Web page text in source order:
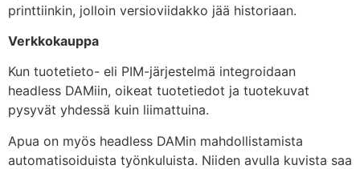
printtiinkin, jolloin versioviidakko jää historiaan.
Verkkokauppa
Kun tuotetieto- eli PIM-järjestelmä integroidaan
headless DAMiin, oikeat tuotetiedot ja tuotekuvat
pysyvät yhdessä kuin liimattuina.
Apua on myös headless DAMin mahdollistamista
automatisoiduista työnkuluista. Niiden avulla kuvista saa